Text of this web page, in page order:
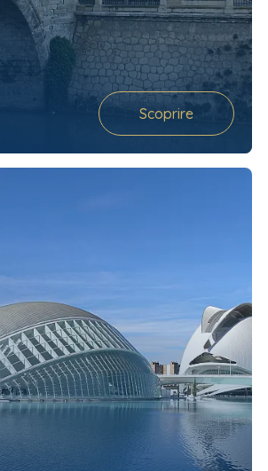
Scoprire